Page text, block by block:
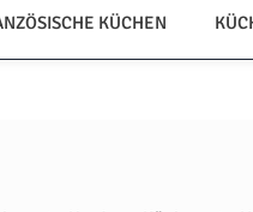
KÜCHEN